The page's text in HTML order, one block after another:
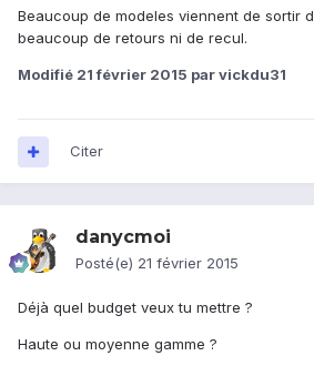
Beaucoup de modeles viennent de sortir
beaucoup de retours ni de recul.
Modifié 21 février 2015 par vickdu31
Citer
danycmoi
Posté(e) 21 février 2015
Déjà quel budget veux tu mettre ?
Haute ou moyenne gamme ?